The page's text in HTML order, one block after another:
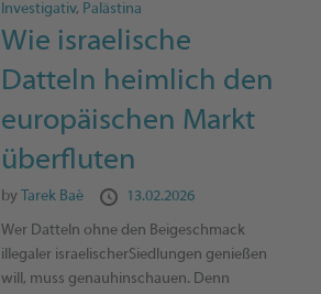
Investigativ, Palästina
Wie israelische
Datteln heimlich den
europäischen Markt
überfluten
by Tarek Baé 13.02.2026
Wer Datteln ohne den Beigeschmack
illegaler israelischerSiedlungen genießen
will, muss genauhinschauen. Denn